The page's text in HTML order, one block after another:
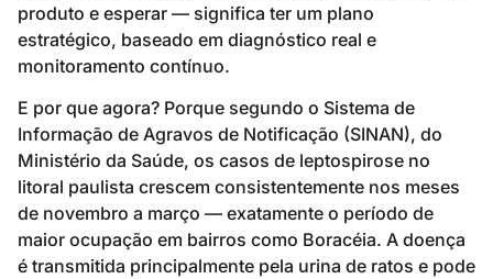
produto e esperar — significa ter um plano
estratégico, baseado em diagnóstico real e
monitoramento contínuo.
E por que agora? Porque segundo o Sistema de
Informação de Agravos de Notificação (SINAN), do
Ministério da Saúde, os casos de leptospirose no
litoral paulista crescem consistentemente nos meses
de novembro a março — exatamente o período de
maior ocupação em bairros como Boracéia. A doença
é transmitida principalmente pela urina de ratos e pode